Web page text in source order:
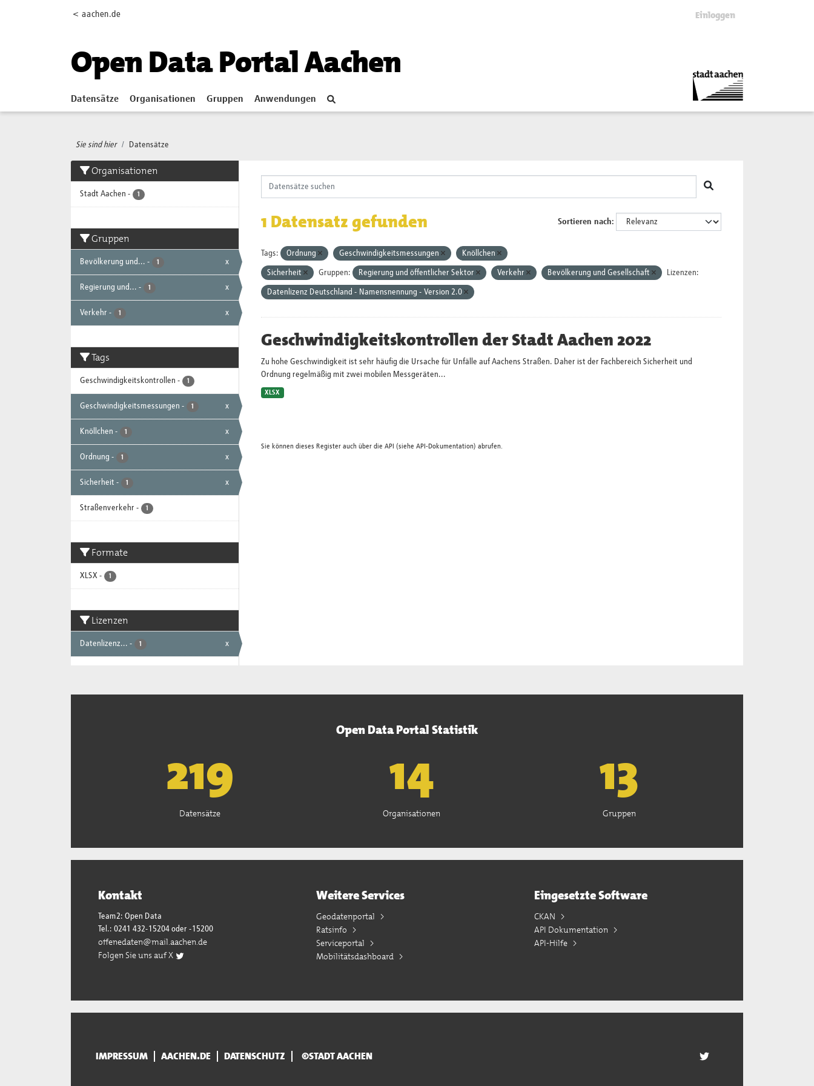
< aachen.de Einloggen
Open Data Portal Aachen
Datensätze Organisationen Gruppen Anwendungen
Sie sind hier Datensätze
Organisationen
Stadt Aachen - 1
Gruppen
Bevölkerung und... - 1 x
Regierung und... - 1 x
Verkehr - 1 x
Tags
Geschwindigkeitskontrollen - 1
Geschwindigkeitsmessungen - 1 x
Knöllchen - 1 x
Ordnung - 1 x
Sicherheit - 1 x
Straßenverkehr - 1
Formate
XLSX - 1
Lizenzen
Datenlizenz... - 1 x
Sortieren nach
1 Datensatz gefunden
Tags: Ordnung Geschwindigkeitsmessungen Knöllchen
Sicherheit Gruppen: Regierung und öffentlicher Sektor Verkehr Bevölkerung und Gesellschaft Lizenzen:
Datenlizenz Deutschland - Namensnennung - Version 2.0
Geschwindigkeitskontrollen der Stadt Aachen 2022
Zu hohe Geschwindigkeit ist sehr häufig die Ursache für Unfälle auf Aachens Straßen. Daher ist der Fachbereich Sicherheit und
Ordnung regelmäßig mit zwei mobilen Messgeräten...
XLSX
Sie können dieses Register auch über die API (siehe API-Dokumentation) abrufen.
Open Data Portal Statistik
222
Datensätze
15
Organisationen
13
Gruppen
Kontakt
Team2: Open Data
Tel.: 0241 432-15204 oder -15200
offenedaten@mail.aachen.de
Folgen Sie uns auf X
Weitere Services
Geodatenportal
Ratsinfo
Serviceportal
Mobilitätsdashboard
Eingesetzte Software
CKAN
API Dokumentation
API-Hilfe
IMPRESSUM AACHEN.DE DATENSCHUTZ ©STADT AACHEN